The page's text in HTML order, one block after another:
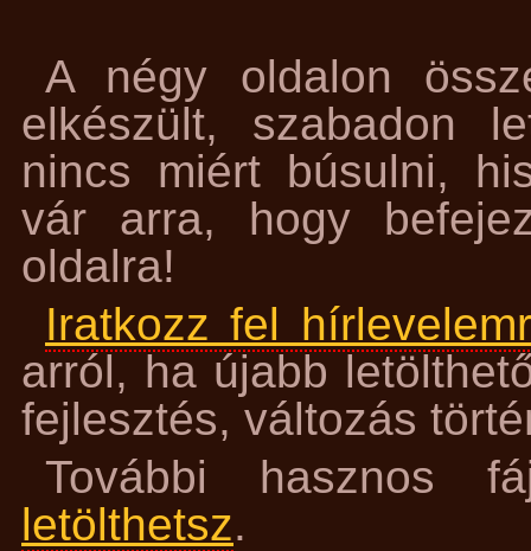
A négy oldalon
elkészült, szabadon
nincs miért búsulni,
vár arra, hogy
oldalra!
Iratkozz fel
arról, ha újabb
fejlesztés, változás
További hasznos
letölthetsz.